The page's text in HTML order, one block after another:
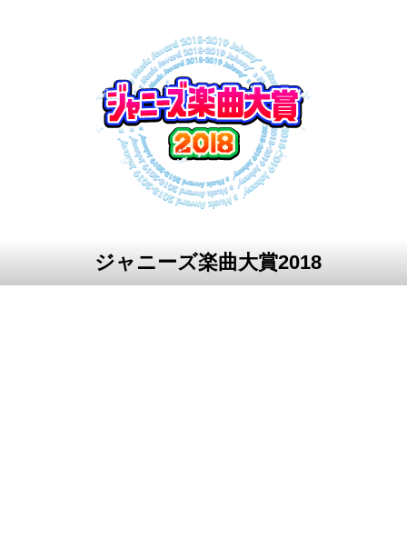
ジャニーズ楽曲大賞2018